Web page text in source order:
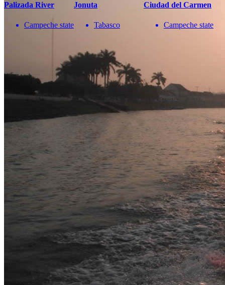
Palizada River
Campeche state
Jonuta
Tabasco
Ciudad del Carmen
Campeche state